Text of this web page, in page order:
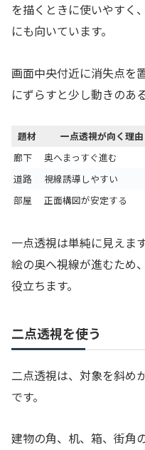
を描くときに使いやすく
にも向いています。
画面中央付近に消失点を
にずらすと少し動きのあ
題材 一点透視が向く理由
廊下
奥へまっすぐ進む
道路
視線誘導しやすい
部屋
正面構図が安定する
一点透視は単純に見えま
絵の奥へ視線が進むため
役立ちます。
二点透視を使う
二点透視は、対象を斜め
です。
建物の角、机、箱、街角